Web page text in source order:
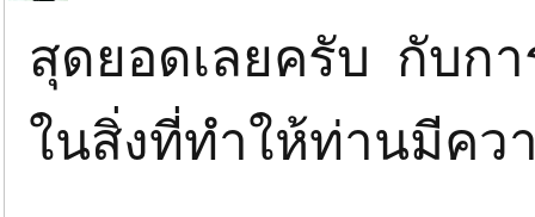
สุดยอดเลยครับ กับก
ในสิ่งที่ทำให้ท่านมีคว